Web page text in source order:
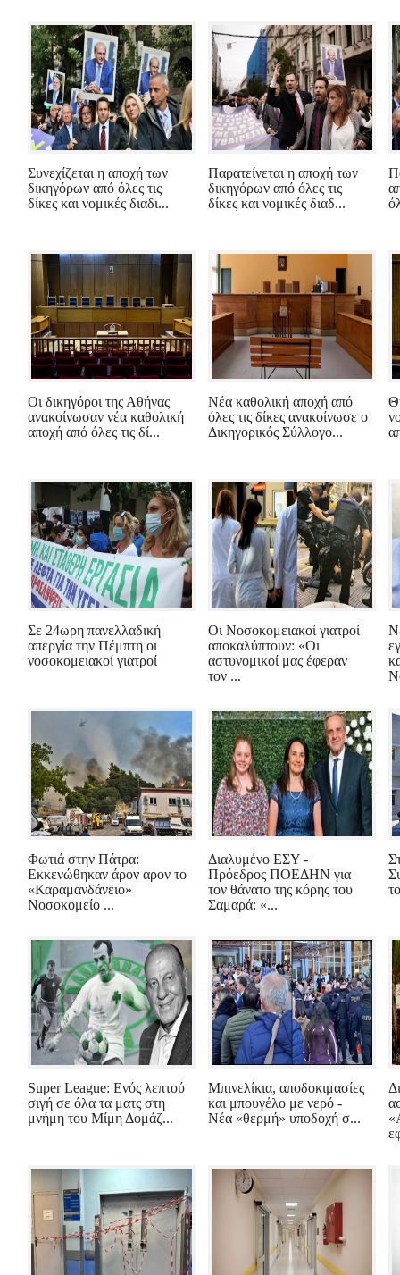
Συνεχίζεται η αποχή των
δικηγόρων από όλες τις
δίκες και νομικές διαδι...
Παρατείνεται η αποχή των
δικηγόρων από όλες τις
δίκες και νομικές διαδ...
Οι δικηγόροι της Αθήνας
ανακοίνωσαν νέα καθολική
αποχή από όλες τις δί...
Νέα καθολική αποχή από
όλες τις δίκες ανακοίνωσε ο
Δικηγορικός Σύλλογο...
Σε 24ωρη πανελλαδική
απεργία την Πέμπτη οι
νοσοκομειακοί γιατροί
Οι Νοσοκομειακοί γιατροί
αποκαλύπτουν: «Οι
αστυνομικοί μας έφεραν
τον ...
Φωτιά στην Πάτρα:
Εκκενώθηκαν άρον αρον το
«Καραμανδάνειο»
Νοσοκομείο ...
Διαλυμένο ΕΣΥ -
Πρόεδρος ΠΟΕΔΗΝ για
τον θάνατο της κόρης του
Σαμαρά: «...
Super League: Ενός λεπτού
σιγή σε όλα τα ματς στη
μνήμη του Μίμη Δομάζ...
Μπινελίκια, αποδοκιμασίες
και μπουγέλο με νερό -
Νέα «θερμή» υποδοχή σ...